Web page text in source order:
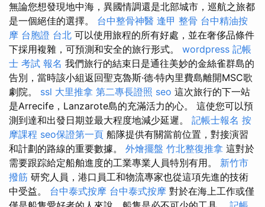
無論您想發現地中海，異國情調還是北部城市，巡航之旅都
是一個絕佳的選擇。 台中整骨神醫 逢甲 整骨 台中精油按
摩 台胞證 台北 可以使用旅程的所有好處，並在奢侈品條件
下採用複雜，可預測和安全的旅行形式。 wordpress 記帳
士 考試 報名 我們旅行的結束日是通往美妙的金絲雀群島的
告別，當時該小組返回聖克魯斯·德·特內里費島離開MSC歌
劇院。 ssl 大里推拿 第二專長證照 seo 這次旅行的下一站
是Arrecife，Lanzarote島的充滿活力的心。 這使您可以預
測到達和出發日期並最大程度地減少延遲。 記帳士報名 按
摩課程 seo保證第一頁 船隊提供有關當前位置，對接演習
和計劃的路線的重要數據。 外燴擺盤 竹北整復推拿 這對於
需要跟踪給定船舶進度的工業專業人員特別有用。 新竹市
撥筋 研究人員，港口員工和物流專家也從這項先進的技術
中受益。 台中泰式按摩 台中泰式按摩 對於在海上工作或僅